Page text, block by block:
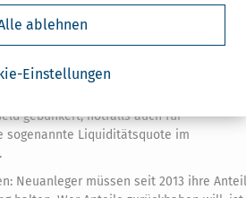
Einstellungen
ablehnen
es derzeit aber so aus, dass es
geben wird:
in großem Stil Geld aus den Fonds ab –
gebunkert, notfalls auch für
sogenannte Liquiditätsquote im
Neuanleger müssen seit 2013 ihre